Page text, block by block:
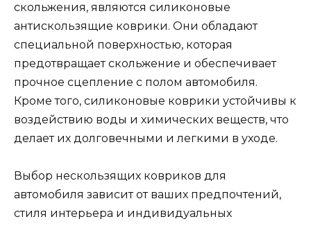
скольжения, являются силиконовые
антискользящие коврики. Они обладают
специальной поверхностью, которая
предотвращает скольжение и обеспечивает
прочное сцепление с полом автомобиля.
Кроме того, силиконовые коврики устойчивы к
воздействию воды и химических веществ, что
делает их долговечными и легкими в уходе.
Выбор нескользящих ковриков для
автомобиля зависит от ваших предпочтений,
стиля интерьера и индивидуальных